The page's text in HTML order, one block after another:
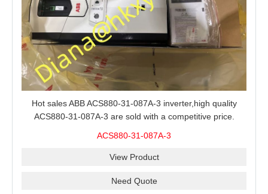
Hot sales ABB ACS880-31-087A-3 inverter,high quality
ACS880-31-087A-3 are sold with a competitive price.
ACS880-31-087A-3
View Product
Need Quote